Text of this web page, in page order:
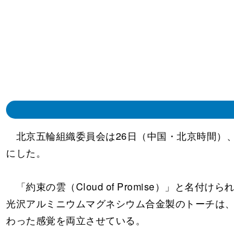
北京五輪組織委員会は26日（中国・北京時間）
にした。
「約束の雲（Cloud of Promise）」と名付けら
光沢アルミニウムマグネシウム合金製のトーチは
わった感覚を両立させている。